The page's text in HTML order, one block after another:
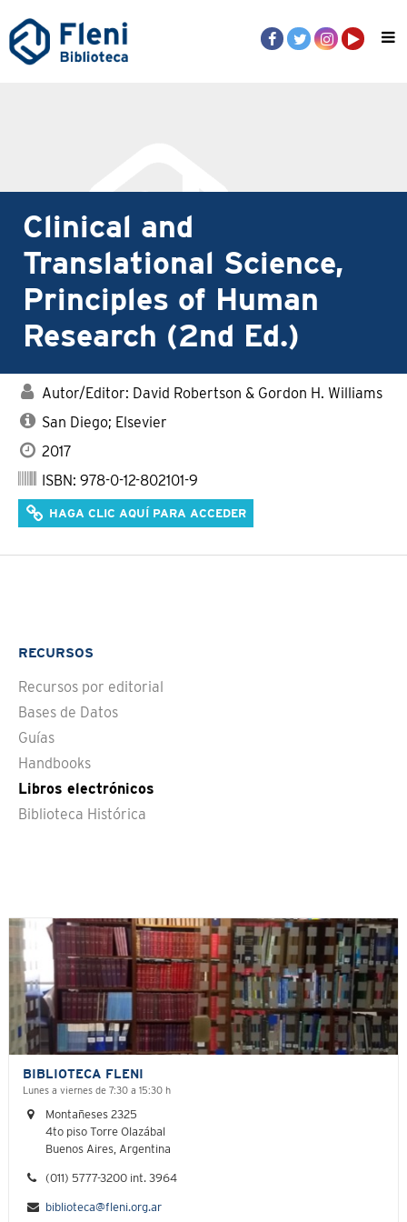
Clinical and
Translational Science,
Principles of Human
Research (2nd Ed.)
Autor/Editor: David Robertson & Gordon H. Williams
San Diego; Elsevier
2017
ISBN: 978-0-12-802101-9
HAGA CLIC AQUÍ PARA ACCEDER
RECURSOS
Recursos por editorial
Bases de Datos
Guías
Handbooks
Libros electrónicos
Biblioteca Histórica
BIBLIOTECA FLENI
Lunes a viernes de 7:30 a 15:30 h
Montañeses 2325
4to piso Torre Olazábal
Buenos Aires, Argentina
(011) 5777-3200 int. 3964
biblioteca@fleni.org.ar